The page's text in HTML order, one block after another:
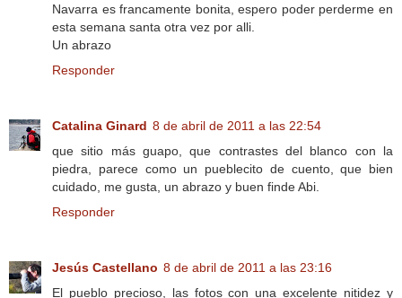
Navarra es francamente bonita, espero poder perderme en
esta semana santa otra vez por alli.
Un abrazo
Responder
Catalina Ginard 8 de abril de 2011 a las 22:54
que sitio más guapo, que contrastes del blanco con la
piedra, parece como un pueblecito de cuento, que bien
cuidado, me gusta, un abrazo y buen finde Abi.
Responder
Jesús Castellano 8 de abril de 2011 a las 23:16
El pueblo precioso, las fotos con una excelente nitidez y